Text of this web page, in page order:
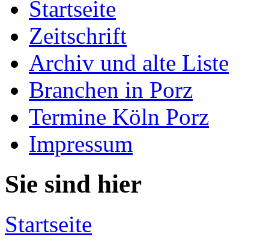
Startseite
Zeitschrift
Archiv und alte Liste
Branchen in Porz
Termine Köln Porz
Impressum
Sie sind hier
Startseite